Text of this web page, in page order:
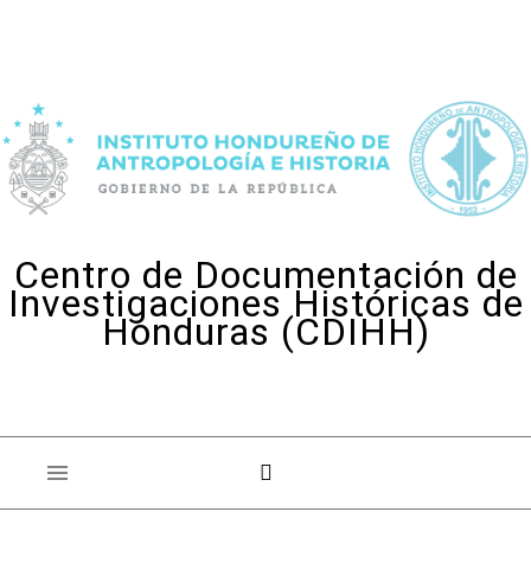
Centro de Documentación de
Investigaciones Históricas de
Honduras (CDIHH)